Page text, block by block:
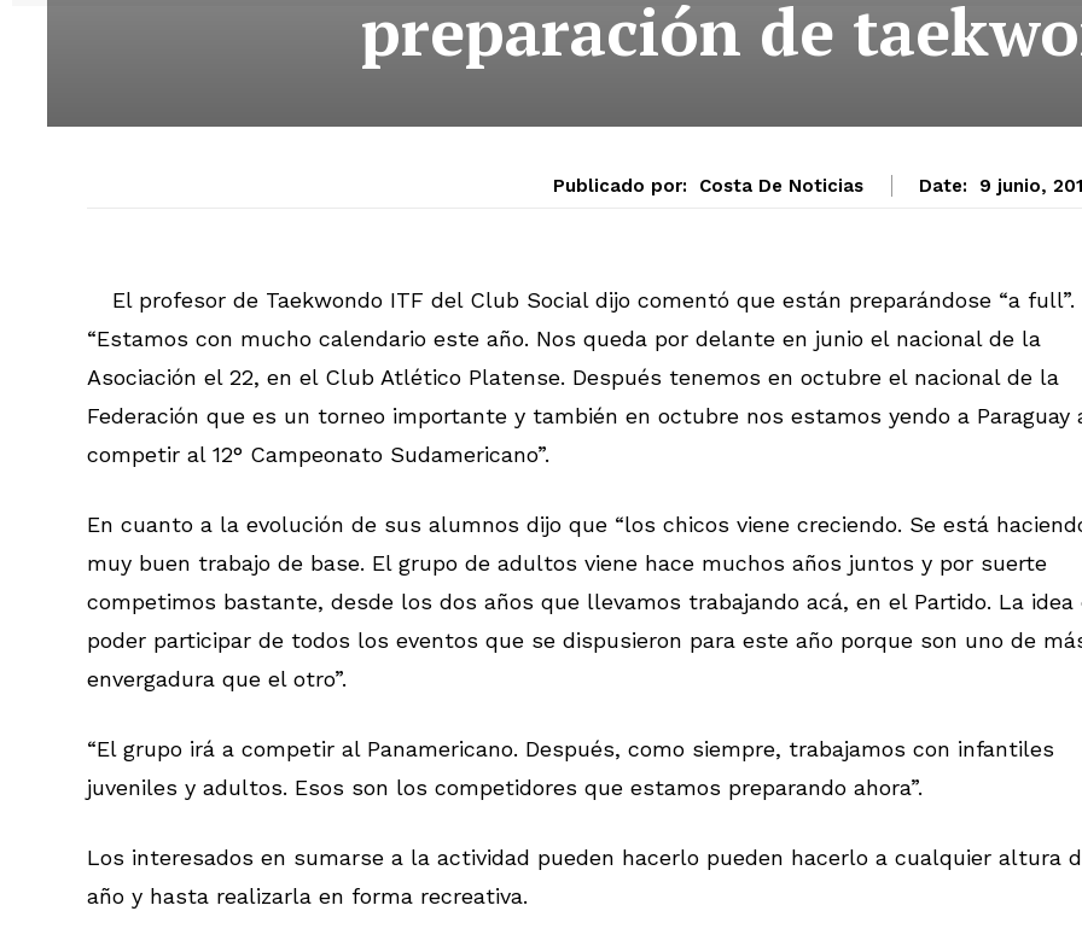
preparación de
Publicado por: Costa De Noticias Date: 9 junio,
El profesor de Taekwondo ITF del Club Social dijo comentó que están preparándose “a full”.
“Estamos con mucho calendario este año. Nos queda por delante en junio el nacional de la
Asociación el 22, en el Club Atlético Platense. Después tenemos en octubre el nacional de la
Federación que es un torneo importante y también en octubre nos estamos yendo a Paraguay
competir al 12° Campeonato Sudamericano”.
En cuanto a la evolución de sus alumnos dijo que “los chicos viene creciendo. Se está
muy buen trabajo de base. El grupo de adultos viene hace muchos años juntos y por suerte
competimos bastante, desde los dos años que llevamos trabajando acá, en el Partido. La idea
poder participar de todos los eventos que se dispusieron para este año porque son uno de
envergadura que el otro”.
“El grupo irá a competir al Panamericano. Después, como siempre, trabajamos con infantiles
juveniles y adultos. Esos son los competidores que estamos preparando ahora”.
Los interesados en sumarse a la actividad pueden hacerlo pueden hacerlo a cualquier altura
año y hasta realizarla en forma recreativa.